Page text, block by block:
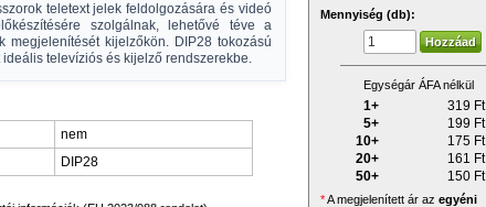
teletext jelek feldolgozására és videó
szolgálnak, lehetővé téve a
megjelenítését kijelzőkön. DIP28 tokozású
televíziós és kijelző rendszerekbe.
nem
DIP28
Mennyiség (db):
Egységár ÁFA nélkül
1+ 319 Ft
5+
199 Ft
10+
175 Ft
20+
161 Ft
50+
150 Ft
*A megjelenített ár az egyéni